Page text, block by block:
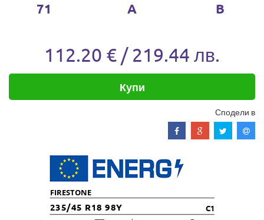
71 A B
112.20 € / 219.44 лв.
Купи
Сподели в
FIRESTONE
235/45 R18 98Y C1